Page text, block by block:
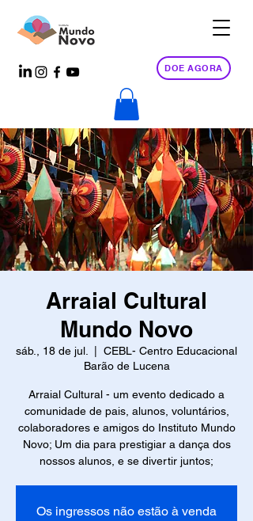
DOE AGORA
Arraial Cultural
Mundo Novo
sáb., 18 de jul.
CEBL- Centro Educacional
Barão de Lucena
Arraial Cultural - um evento dedicado a
comunidade de pais, alunos, voluntários,
colaboradores e amigos do Instituto Mundo
Novo; Um dia para prestigiar a dança dos
nossos alunos, e se divertir juntos;
Os ingressos não estão à venda